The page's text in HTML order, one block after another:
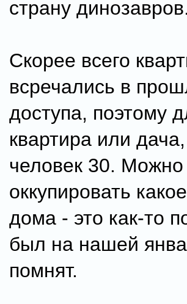
страну динозавров.
Скорее всего
всречались в
доступа, поэтому
квартира или
человек 30.
оккупировать
дома - это как-то
был на нашей
помнят.